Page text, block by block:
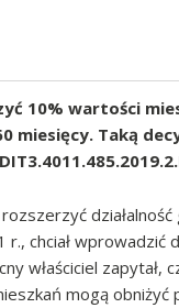
10% wartości
miesięcy. Taką
rozszerzyć
chciał wprowadzić
właściciel
mogą